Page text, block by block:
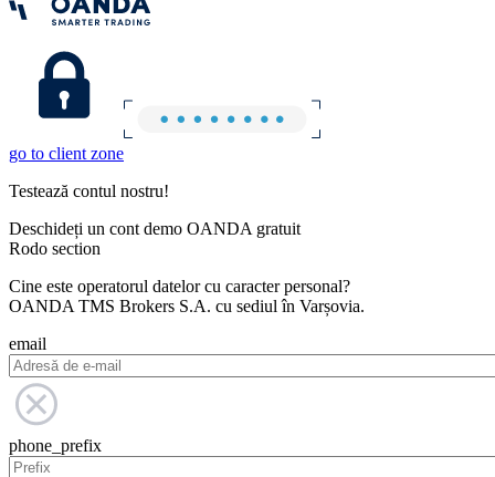
go to client zone
Testează contul nostru!
Deschideți un cont demo OANDA gratuit
Rodo section
Cine este operatorul datelor cu caracter personal?
OANDA TMS Brokers S.A. cu sediul în Varșovia.
email
phone_prefix